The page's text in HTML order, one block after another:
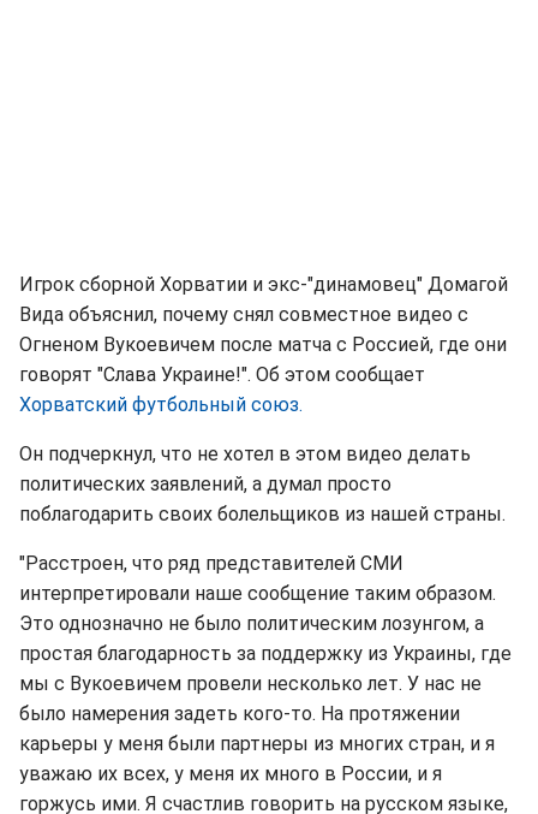
Игрок сборной Хорватии и экс-"динамовец" Домагой
Вида объяснил, почему снял совместное видео с
Огненом Вукоевичем после матча с Россией, где они
говорят "Слава Украине!". Об этом сообщает
Хорватский футбольный союз.
Он подчеркнул, что не хотел в этом видео делать
политических заявлений, а думал просто
поблагодарить своих болельщиков из нашей страны.
"Расстроен, что ряд представителей СМИ
интерпретировали наше сообщение таким образом.
Это однозначно не было политическим лозунгом, а
простая благодарность за поддержку из Украины, где
мы с Вукоевичем провели несколько лет. У нас не
было намерения задеть кого-то. На протяжении
карьеры у меня были партнеры из многих стран, и я
уважаю их всех, у меня их много в России, и я
горжусь ими. Я счастлив говорить на русском языке,